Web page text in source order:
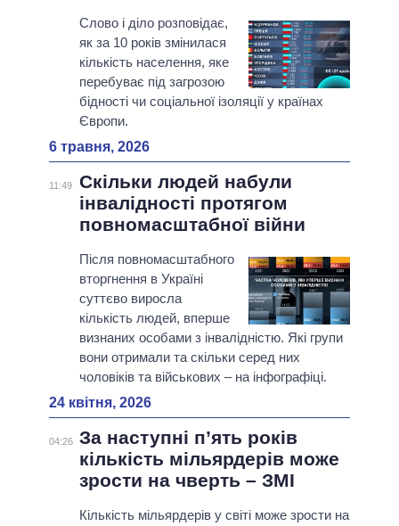
Слово і діло розповідає,
як за 10 років змінилася
кількість населення, яке
перебуває під загрозою
бідності чи соціальної ізоляції у країнах
Європи.
6 травня, 2026
11:49
Скільки людей набули
інвалідності протягом
повномасштабної війни
Після повномасштабного
вторгнення в Україні
суттєво виросла
кількість людей, вперше
визнаних особами з інвалідністю. Які групи
вони отримали та скільки серед них
чоловіків та військових – на інфографіці.
24 квітня, 2026
04:26 За наступні п’ять років
кількість мільярдерів може
зрости на чверть – ЗМІ
Кількість мільярдерів у світі може зрости на